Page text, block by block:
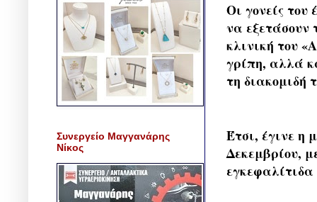
Οι γονείς του
να εξετάσουν
κλινική του
γρίπη, αλλά
τη διακομιδή
Έτσι, έγινε η
Δεκεμβρίου,
Συνεργείο Μαγγανάρης
Νίκος